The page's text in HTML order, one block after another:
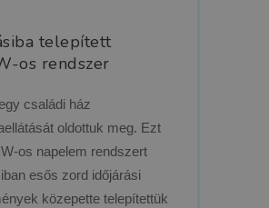
telepített
os rendszer
családi ház
oldottuk meg. Ezt
os napelem rendszert
esős zord időjárási
közepette telepítettük